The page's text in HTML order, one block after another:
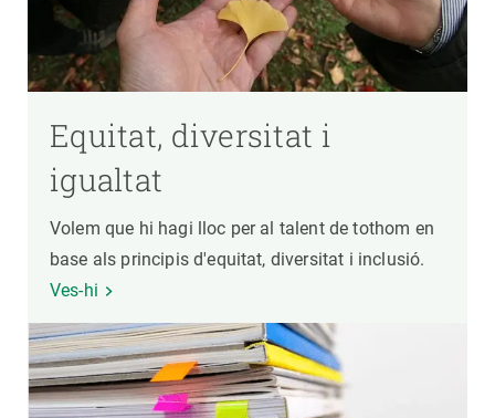
Equitat, diversitat i
igualtat
Volem que hi hagi lloc per al talent de tothom en
base als principis d'equitat, diversitat i inclusió.
Ves-hi